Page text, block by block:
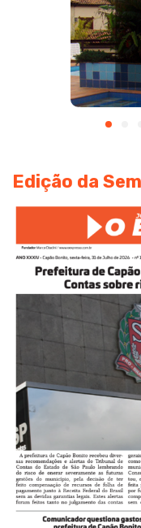
Edição da